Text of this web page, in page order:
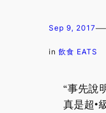
Sep 9, 2017—
in 飲食 EATS
“事先說
真是超•